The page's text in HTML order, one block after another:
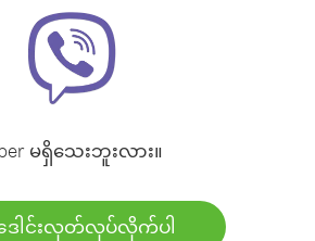
မရှိသေးဘူးလား။
ေါင်းလုတ်လုပ်လိုက်ပါ